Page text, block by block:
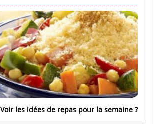
Voir les idées de repas pour la semaine